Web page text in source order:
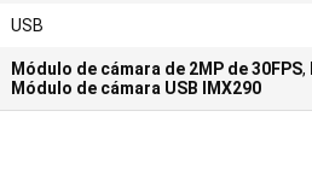
USB
Módulo de cámara de 2MP de 30FPS,
Módulo de cámara USB IMX290